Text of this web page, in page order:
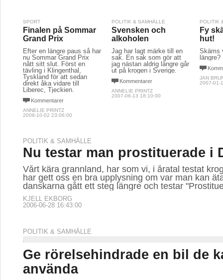
SPORT
Finalen på Sommar
Grand Prix
Efter en längre paus så har
nu Sommar Grand Prix
nått sitt slut. Först en
tävling i Klingenthal,
Tyskland för att sedan
direkt åka vidare till
Liberec, Tjeckien.
Kommentarer
ANNELIE PRINTZ
2008-10-02 23:06:00
POLITIK & SAMHÄLLE
Svensken och
alkoholen
Jag har lagt märke till en
sak. En sak som gör att
jag nästan aldrig längre går
ut på krogen i Sverige.
Kommentarer
ANNELIE PRINTZ
2007-06-13 18:10:00
POLITIK
Fy
hut!
Skäms
längre?
JAN
2007-01-
POLITIK & SAMHÄLLE
Nu testar man prostituerade i
Vårt kära grannland, har som vi, i åratal testat
har gett oss en bra upplysning om var man kan
danskarna gått ett steg längre och testar
KJELL EKBORG
2006-06-28 16:43:00
POLITIK & SAMHÄLLE
Ge rörelsehindrade en bil de
använda